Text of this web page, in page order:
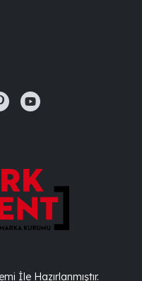
İle Hazırlanmıştır.